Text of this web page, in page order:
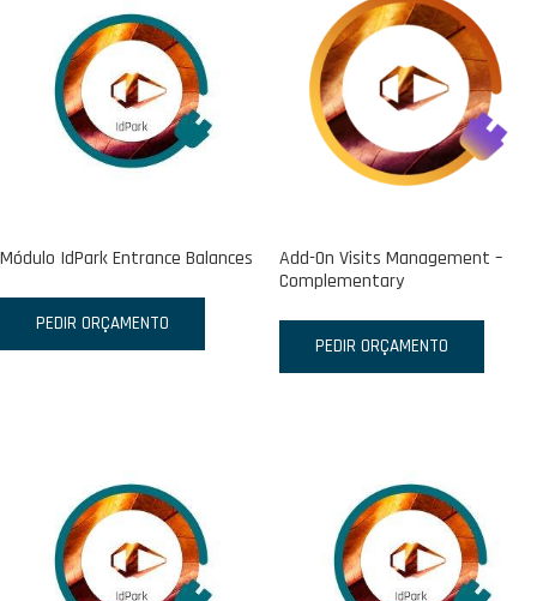
Módulo IdPark Entrance Balances
PEDIR ORÇAMENTO
Add-On Visits Management –
Complementary
PEDIR ORÇAMENTO